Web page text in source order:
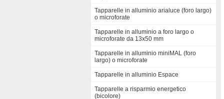
Tapparelle in alluminio arialuce (foro largo)
o microforate
Tapparelle in alluminio a foro largo o
microforate da 13x50 mm
Tapparelle in alluminio miniMAL (foro
largo) o microforate
Tapparelle in alluminio Espace
Tapparelle a risparmio energetico
(bicolore)